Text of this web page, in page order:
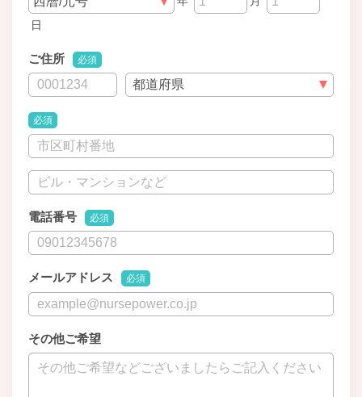
日
ご住所 必須
必須
電話番号 必須
メールアドレス 必須
その他ご希望